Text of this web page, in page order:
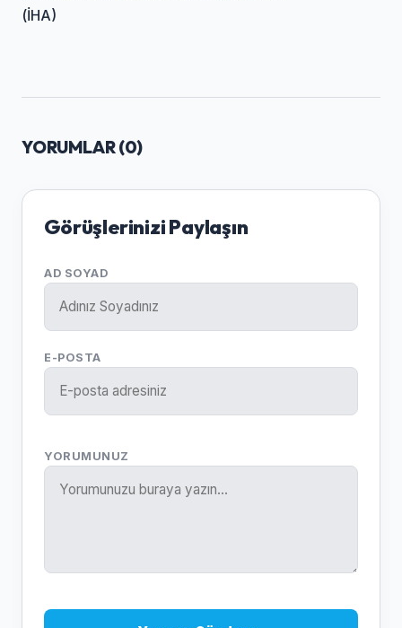
(İHA)
YORUMLAR (0)
Görüşlerinizi Paylaşın
AD SOYAD
E-POSTA
YORUMUNUZ